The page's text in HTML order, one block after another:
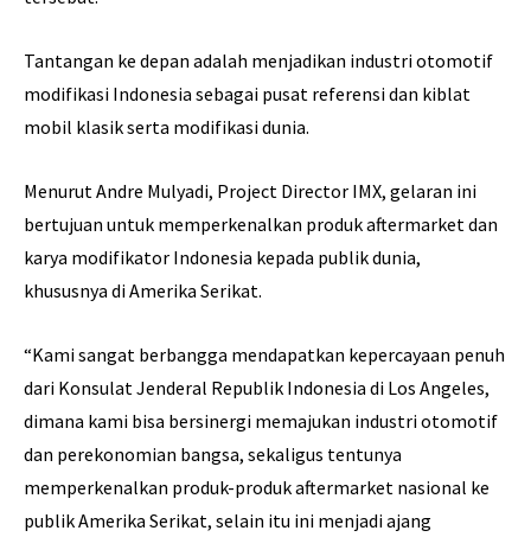
Tantangan ke depan adalah menjadikan industri otomotif
modifikasi Indonesia sebagai pusat referensi dan kiblat
mobil klasik serta modifikasi dunia.
Menurut Andre Mulyadi, Project Director IMX, gelaran ini
bertujuan untuk memperkenalkan produk aftermarket dan
karya modifikator Indonesia kepada publik dunia,
khususnya di Amerika Serikat.
“Kami sangat berbangga mendapatkan kepercayaan penuh
dari Konsulat Jenderal Republik Indonesia di Los Angeles,
dimana kami bisa bersinergi memajukan industri otomotif
dan perekonomian bangsa, sekaligus tentunya
memperkenalkan produk-produk aftermarket nasional ke
publik Amerika Serikat, selain itu ini menjadi ajang